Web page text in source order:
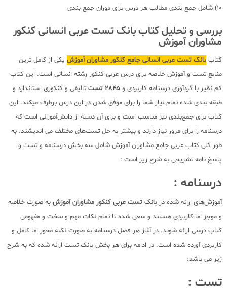
10) شامل جمع بندی مطالب هر درس برای دوران جمع بندی
بررسی و تحلیل کتاب بانک تست عربی انسانی کنکور
مشاوران آموزش
کتاب بانک تست عربی انسانی جامع کنکور مشاوران آموزش یکی از کامل ترین
منابع تست و آموزش خلاصه برای درس عربی کنکور رشته انسانی است. این کتاب
کم نظیر با گردآوری درسنامه کاربردی و 2845 تست
تالیفی و کنکوری استاندارد و
طبقه بندی شده تمام نیاز شما را برای موفق شدن در این درس برطرف میکند. این
کتاب برای جمع‌بندی نیز مناسب است و برای آن دسته از دانش‌آموزانی است که
درسنامه را برای مرور نیاز دارند و بیشتر به حل تست‌های مختلف می اندیشند. به
طور کلی کتاب عربی جامع مشاوران آموزش شامل سه بخش درسنامه و تست و
پاسخ نامه تشریحی به شرح زیر است :
درسنامه :
آموزش‌های ارائه شده در بانک تست عربی کنکور مشاوران آموزش به صورت خلاصه
و موجز اما کاربردی هستند و سعی شده تا تمام نکات مهم و سخت و مفهومی
کتاب درسی ارائه شوند. در آغاز هر فصل درسنامه به صورت نکته محور اما کامل و
کاربردی آورده شده است. در ادامه برای هر بخش بانک تست ارائه شده که به شرح
زیر می باشد:
تست :